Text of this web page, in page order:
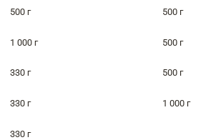
500 г 500 г
1 000 г 500 г
330 г 500 г
330 г 1 000 г
330 г